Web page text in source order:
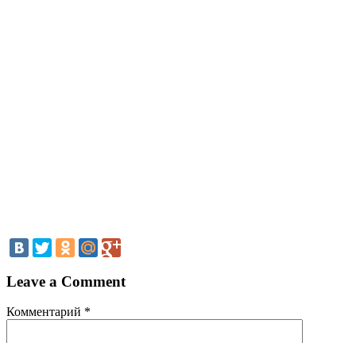
Leave a Comment
Комментарий *